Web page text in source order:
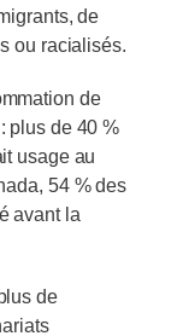
de
ou racialisés.
de
plus de 40 %
usage au
54 % des
avant la
de